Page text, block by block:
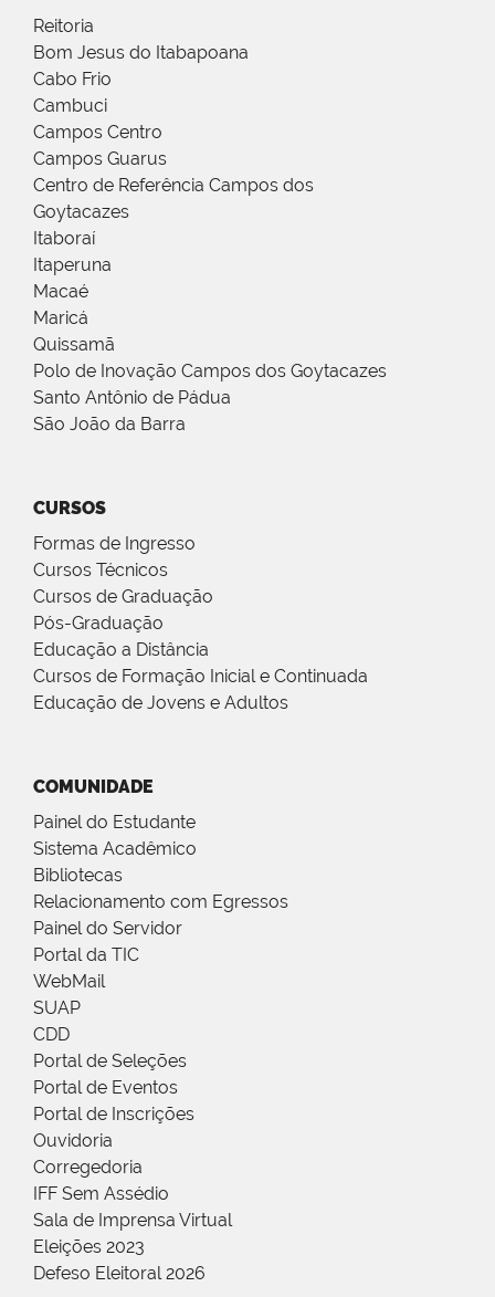
Reitoria
Bom Jesus do Itabapoana
Cabo Frio
Cambuci
Campos Centro
Campos Guarus
Centro de Referência Campos dos
Goytacazes
Itaboraí
Itaperuna
Macaé
Maricá
Quissamã
Polo de Inovação Campos dos Goytacazes
Santo Antônio de Pádua
São João da Barra
CURSOS
Formas de Ingresso
Cursos Técnicos
Cursos de Graduação
Pós-Graduação
Educação a Distância
Cursos de Formação Inicial e Continuada
Educação de Jovens e Adultos
COMUNIDADE
Painel do Estudante
Sistema Acadêmico
Bibliotecas
Relacionamento com Egressos
Painel do Servidor
Portal da TIC
WebMail
SUAP
CDD
Portal de Seleções
Portal de Eventos
Portal de Inscrições
Ouvidoria
Corregedoria
IFF Sem Assédio
Sala de Imprensa Virtual
Eleições 2023
Defeso Eleitoral 2026